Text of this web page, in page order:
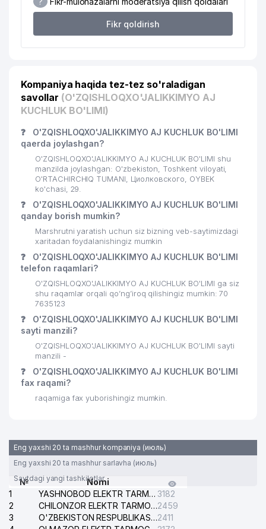
Fikr qoldirish
Kompaniya haqida tez-tez so'raladigan
savollar (O'ZQISHLOQXO'JALIKKIMYO AJ
KUCHLUK BO'LIMI)
❓
O'ZQISHLOQXO'JALIKKIMYO AJ KUCHLUK BO'LIMI
qaerda joylashgan?
O'ZQISHLOQXO'JALIKKIMYO AJ KUCHLUK BO'LIMI shu
manzilda joylashgan: O'zbekiston, Toshkent viloyati,
O'RTACHIRCHIQ TUMANI, Циолковского, OYBEK
ko'chasi, 29.
❓
O'ZQISHLOQXO'JALIKKIMYO AJ KUCHLUK BO'LIMI
qanday borish mumkin?
Marshrutni yaratish uchun siz bizning veb-saytimizdagi
xaritadan foydalanishingiz mumkin
❓
O'ZQISHLOQXO'JALIKKIMYO AJ KUCHLUK BO'LIMI
telefon raqamlari?
O'ZQISHLOQXO'JALIKKIMYO AJ KUCHLUK BO'LIMI ga siz
shu raqamlar orqali qo’ng’iroq qilishingiz mumkin: 70
7635123
❓
O'ZQISHLOQXO'JALIKKIMYO AJ KUCHLUK BO'LIMI
sayti manzili?
O'ZQISHLOQXO'JALIKKIMYO AJ KUCHLUK BO'LIMI sayti
manzili -
❓
O'ZQISHLOQXO'JALIKKIMYO AJ KUCHLUK BO'LIMI
fax raqami?
raqamiga fax yuborishingiz mumkin.
Eng yaxshi 20 ta mashhur kompaniya (июль)
Eng yaxshi 20 ta mashhur sarlavha (июль)
Saytdagi yangi tashkilotlar
№
Nomi
1
YASHNOBOD ELEKTR TARMOG'I NOSOZLIKLARI XIZMATI 3182
2
CHILONZOR ELEKTR TARMOG'I NOSOZLIK XIZMATI2459
3
O'ZBEKISTON RESPUBLIKASI BOSH PROKURATURASI ISHONCH TELEFONI2411